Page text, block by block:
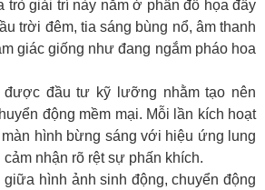
trò giải trí này nằm ở phần đồ họa đầy
trời đêm, tia sáng bùng nổ, âm thanh
giác giống như đang ngắm pháo hoa
được đầu tư kỹ lưỡng nhằm tạo nên
động mềm mại. Mỗi lần kích hoạt
hình bừng sáng với hiệu ứng lung
cảm nhận rõ rệt sự phấn khích.
hình ảnh sinh động, chuyển động